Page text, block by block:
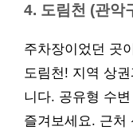
4. 도림천 (관악
주차장이었던 곳
도림천! 지역 상
니다. 공유형 수
즐겨보세요. 근처